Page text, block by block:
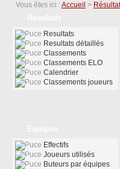
Vous êtes ici : Accueil >
Resultats
Resultats détaillés
Classements
Classements ELO
Calendrier
Classements joueurs
Effectifs
Joueurs utilisés
Buteurs par équipes